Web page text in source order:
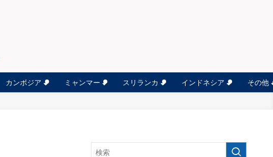
カンボジア ミャンマー スリランカ インドネシア その他